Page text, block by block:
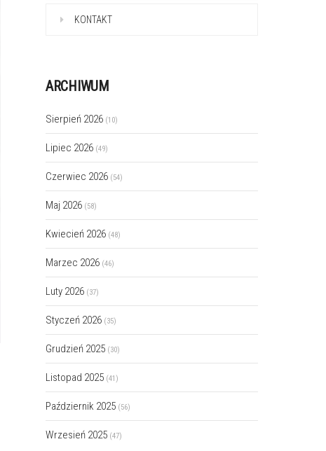
KONTAKT
ARCHIWUM
Sierpień 2026 (10)
Lipiec 2026 (49)
Czerwiec 2026 (54)
Maj 2026 (58)
Kwiecień 2026 (48)
Marzec 2026 (46)
Luty 2026 (37)
Styczeń 2026 (35)
Grudzień 2025 (30)
Listopad 2025 (41)
Październik 2025 (56)
Wrzesień 2025 (47)